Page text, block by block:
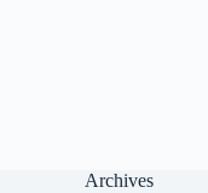
Archives